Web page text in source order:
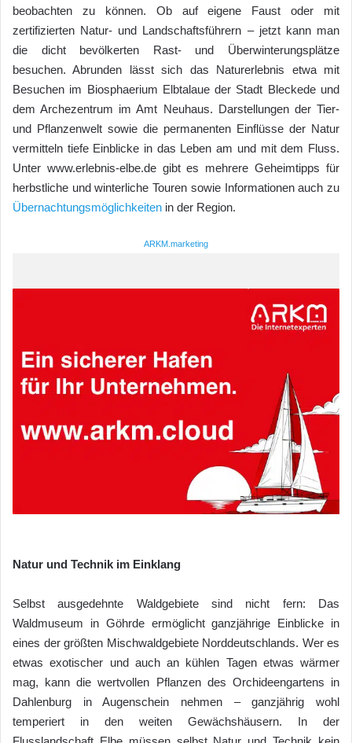
beobachten zu können. Ob auf eigene Faust oder mit
zertifizierten Natur- und Landschaftsführern – jetzt kann man
die dicht bevölkerten Rast- und Überwinterungsplätze
besuchen. Abrunden lässt sich das Naturerlebnis etwa mit
Besuchen im Biosphaerium Elbtalaue der Stadt Bleckede und
dem Archezentrum im Amt Neuhaus. Darstellungen der Tier-
und Pflanzenwelt sowie die permanenten Einflüsse der Natur
vermitteln tiefe Einblicke in das Leben am und mit dem Fluss.
Unter www.erlebnis-elbe.de gibt es mehrere Geheimtipps für
herbstliche und winterliche Touren sowie Informationen auch zu
Übernachtungsmöglichkeiten in der Region.
ARKM.marketing
Natur und Technik im Einklang
Selbst ausgedehnte Waldgebiete sind nicht fern: Das
Waldmuseum in Göhrde ermöglicht ganzjährige Einblicke in
eines der größten Mischwaldgebiete Norddeutschlands. Wer es
etwas exotischer und auch an kühlen Tagen etwas wärmer
mag, kann die wertvollen Pflanzen des Orchideengartens in
Dahlenburg in Augenschein nehmen – ganzjährig wohl
temperiert in den weiten Gewächshäusern. In der